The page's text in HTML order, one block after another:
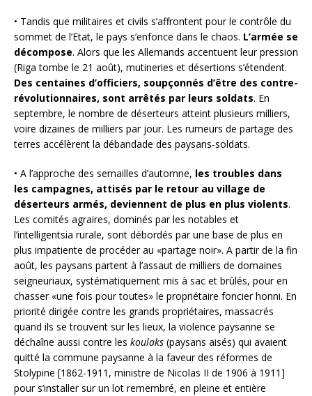
• Tandis que militaires et civils s’affrontent pour le contrôle du
sommet de l’Etat, le pays s’enfonce dans le chaos. L’armée se
décompose. Alors que les Allemands accentuent leur pression
(Riga tombe le 21 août), mutineries et désertions s’étendent.
Des centaines d’officiers, soupçonnés d’être des contre-
révolutionnaires, sont arrêtés par leurs soldats. En
septembre, le nombre de déserteurs atteint plusieurs milliers,
voire dizaines de milliers par jour. Les rumeurs de partage des
terres accélèrent la débandade des paysans-soldats.
• A l’approche des semailles d’automne, les troubles dans
les campagnes, attisés par le retour au village de
déserteurs armés, deviennent de plus en plus violents.
Les comités agraires, dominés par les notables et
l’intelligentsia rurale, sont débordés par une base de plus en
plus impatiente de procéder au «partage noir». A partir de la fin
août, les paysans partent à l’assaut de milliers de domaines
seigneuriaux, systématiquement mis à sac et brûlés, pour en
chasser «une fois pour toutes» le propriétaire foncier honni. En
priorité dirigée contre les grands propriétaires, massacrés
quand ils se trouvent sur les lieux, la violence paysanne se
déchaîne aussi contre les koulaks (paysans aisés) qui avaient
quitté la commune paysanne à la faveur des réformes de
Stolypine [1862-1911, ministre de Nicolas II de 1906 à 1911]
pour s’installer sur un lot remembré, en pleine et entière